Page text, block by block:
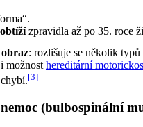
zpravidla až po 35. roce
: rozlišuje se několik
možnost hereditární
[3]
(bulbospinální